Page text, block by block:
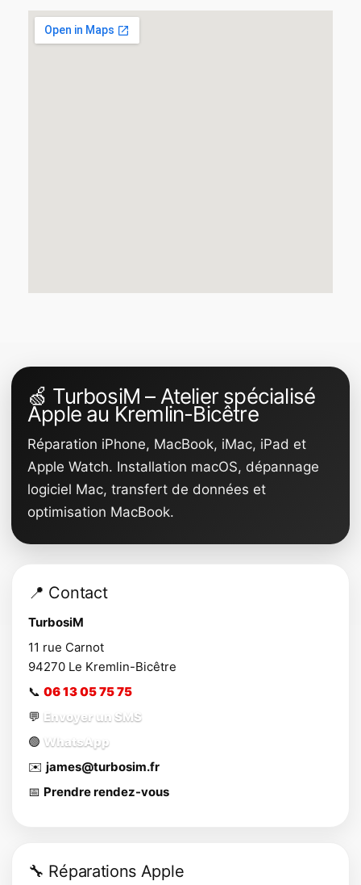
🍏 TurbosiM – Atelier spécialisé
Apple au Kremlin-Bicêtre
Réparation iPhone, MacBook, iMac, iPad et
Apple Watch. Installation macOS, dépannage
logiciel Mac, transfert de données et
optimisation MacBook.
📍 Contact
TurbosiM
11 rue Carnot
94270 Le Kremlin-Bicêtre
📞 06 13 05 75 75
💬 Envoyer un SMS
🟢 WhatsApp
✉️ james@turbosim.fr
📅 Prendre rendez-vous
🔧 Réparations Apple